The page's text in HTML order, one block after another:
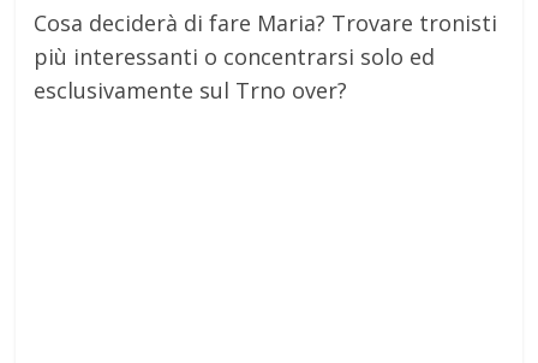
Cosa deciderà di fare Maria? Trovare tronisti
più interessanti o concentrarsi solo ed
esclusivamente sul Trno over?